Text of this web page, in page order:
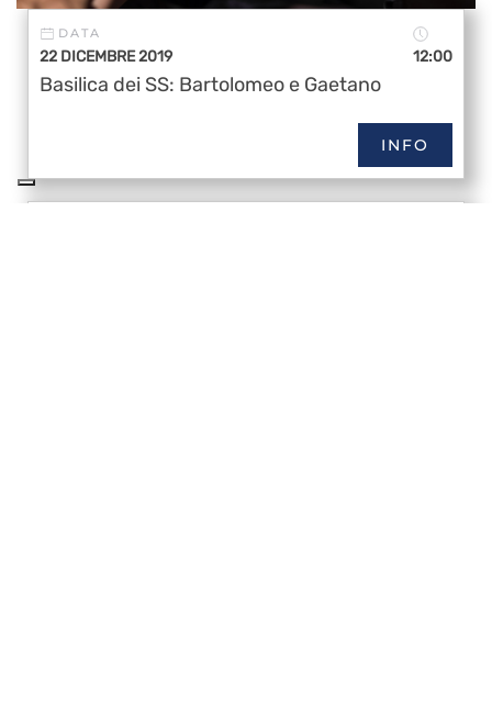
DATA
22 DICEMBRE 2019 12:00
Basilica dei SS: Bartolomeo e Gaetano
INFO